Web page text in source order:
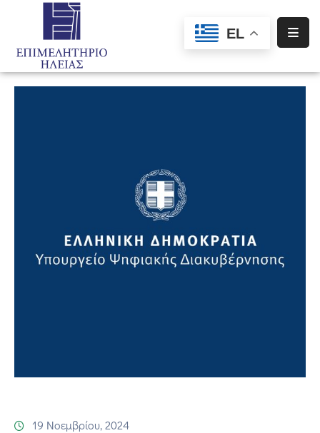
EL
Αρχική
Πληροφόρηση
19 Νοεμβρίου, 2024